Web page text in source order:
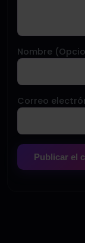
Nombre
Correo